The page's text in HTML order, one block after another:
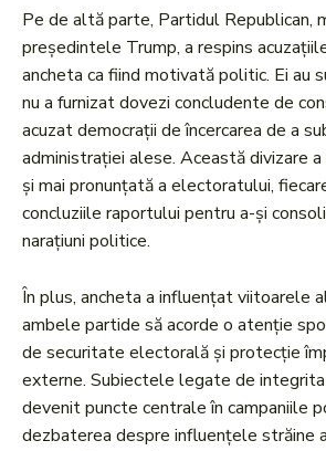
Pe de altă parte, Partidul Republican,
președintele Trump, a respins
ancheta ca fiind motivată politic. Ei au
nu a furnizat dovezi concludente de
acuzat democrații de încercarea de a
administrației alese. Această divizare
și mai pronunțată a electoratului,
concluziile raportului pentru a-și
narațiuni politice.
În plus, ancheta a influențat viitoarele
ambele partide să acorde o atenție
de securitate electorală și protecție
externe. Subiectele legate de
devenit puncte centrale în campaniile
dezbaterea despre influențele străine